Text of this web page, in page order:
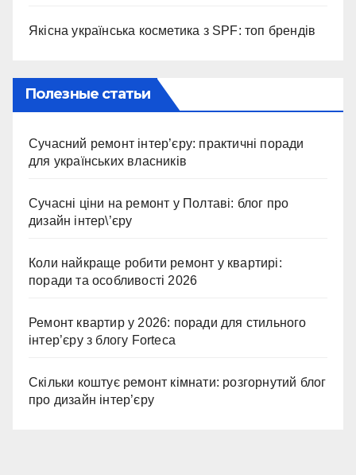
Якісна українська косметика з SPF: топ брендів
Полезные статьи
Сучасний ремонт інтер’єру: практичні поради
для українських власників
Сучасні ціни на ремонт у Полтаві: блог про
дизайн інтер\’єру
Коли найкраще робити ремонт у квартирі:
поради та особливості 2026
Ремонт квартир у 2026: поради для стильного
інтер’єру з блогу Forteca
Скільки коштує ремонт кімнати: розгорнутий блог
про дизайн інтер’єру